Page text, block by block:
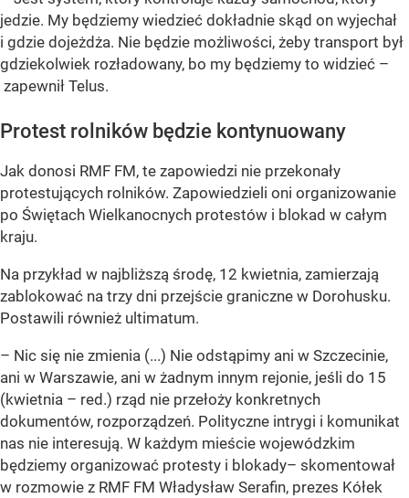
jedzie. My będziemy wiedzieć dokładnie skąd on wyjechał
i gdzie dojeżdża. Nie będzie możliwości, żeby transport był
gdziekolwiek rozładowany, bo my będziemy to widzieć –
zapewnił Telus.
Protest rolników będzie kontynuowany
Jak donosi RMF FM, te zapowiedzi nie przekonały
protestujących rolników. Zapowiedzieli oni organizowanie
po Świętach Wielkanocnych protestów i blokad w całym
kraju.
Na przykład w najbliższą środę, 12 kwietnia, zamierzają
zablokować na trzy dni przejście graniczne w Dorohusku.
Postawili również ultimatum.
– Nic się nie zmienia (...) Nie odstąpimy ani w Szczecinie,
ani w Warszawie, ani w żadnym innym rejonie, jeśli do 15
(kwietnia – red.) rząd nie przełoży konkretnych
dokumentów, rozporządzeń. Polityczne intrygi i komunikat
nas nie interesują. W każdym mieście wojewódzkim
będziemy organizować protesty i blokady– skomentował
w rozmowie z RMF FM Władysław Serafin, prezes Kółek